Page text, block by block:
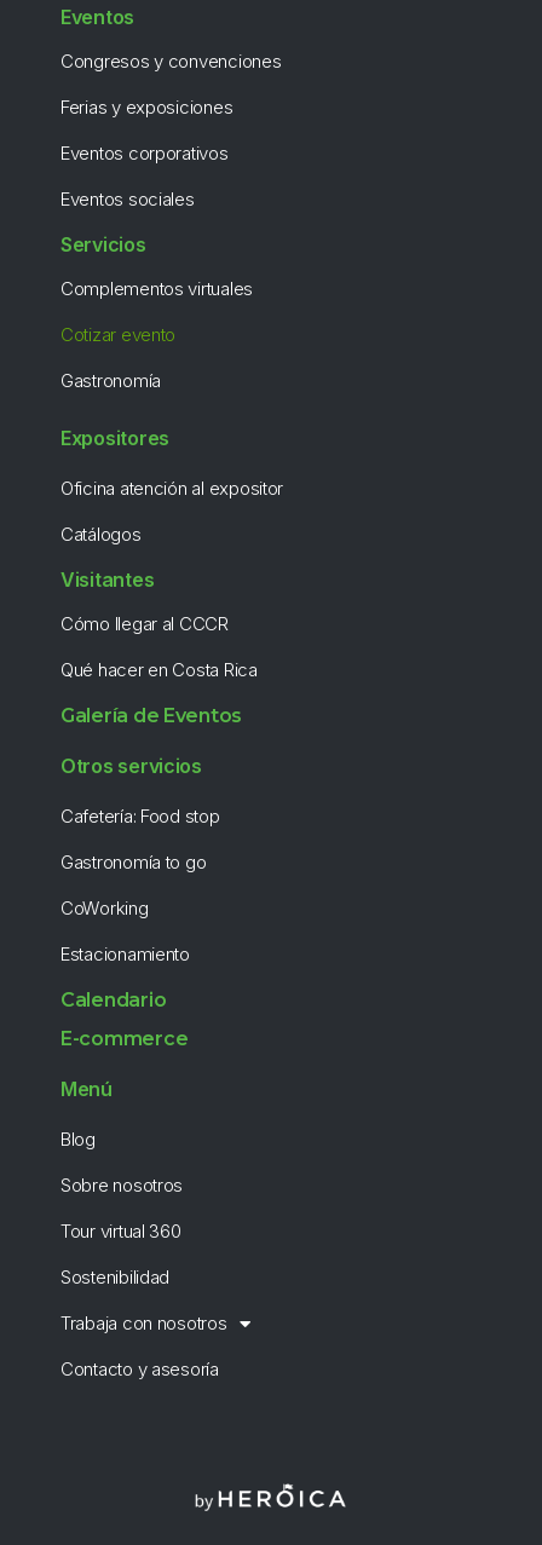
Eventos
Congresos y convenciones
Ferias y exposiciones
Eventos corporativos
Eventos sociales
Servicios
Complementos virtuales
Cotizar evento
Gastronomía
Expositores
Oficina atención al expositor
Catálogos
Visitantes
Cómo llegar al CCCR
Qué hacer en Costa Rica
Galería de Eventos
Otros servicios
Cafetería: Food stop
Gastronomía to go
CoWorking
Estacionamiento
Calendario
E-commerce
Menú
Blog
Sobre nosotros
Tour virtual 360
Sostenibilidad
Trabaja con nosotros
Contacto y asesoría